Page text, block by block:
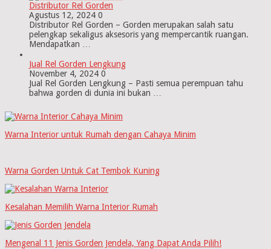
Distributor Rel Gorden
Agustus 12, 2024 0
Distributor Rel Gorden – Gorden merupakan salah satu
pelengkap sekaligus aksesoris yang mempercantik ruangan.
Mendapatkan …
Jual Rel Gorden Lengkung
November 4, 2024 0
Jual Rel Gorden Lengkung – Pasti semua perempuan tahu
bahwa gorden di dunia ini bukan …
Warna Interior untuk Rumah dengan Cahaya Minim
Warna Gorden Untuk Cat Tembok Kuning
Kesalahan Memilih Warna Interior Rumah
Mengenal 11 Jenis Gorden Jendela, Yang Dapat Anda Pilih!